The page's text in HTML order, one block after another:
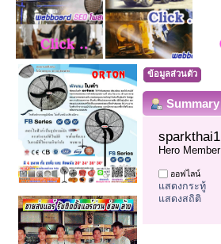
ข้อมูลส่วนตัว
Summary
Hero Member
ออฟไลน์
แสดงกระทู้
แสดงสถิติ